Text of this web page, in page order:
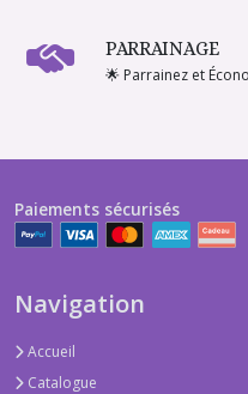
PARRAINAGE
🌟 Parrainez et
Paiements sécurisés
Navigation
Accueil
Catalogue